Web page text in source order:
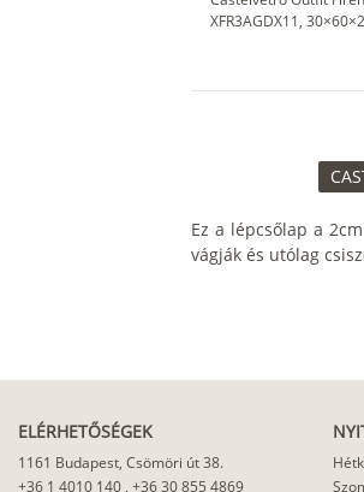
XFR3AGDX11,
Ez a lépcsőlap a
vágják és utólag
ELÉRHETŐSÉGEK
1161 Budapest, Csömöri út 38.
+36 1 4010 140, +36 30 855 4869